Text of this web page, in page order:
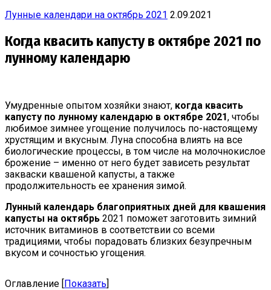
Лунные календари на октябрь 2021 2.09.2021
Когда квасить капусту в октябре 2021 по
лунному календарю
Умудренные опытом хозяйки знают, когда квасить
капусту по лунному календарю в октябре 2021, чтобы
любимое зимнее угощение получилось по-настоящему
хрустящим и вкусным. Луна способна влиять на все
биологические процессы, в том числе на молочнокислое
брожение – именно от него будет зависеть результат
закваски квашеной капусты, а также
продолжительность ее хранения зимой.
Лунный календарь благоприятных дней для квашения
капусты на октябрь 2021 поможет заготовить зимний
источник витаминов в соответствии со всеми
традициями, чтобы порадовать близких безупречным
вкусом и сочностью угощения.
Оглавление [Показать]